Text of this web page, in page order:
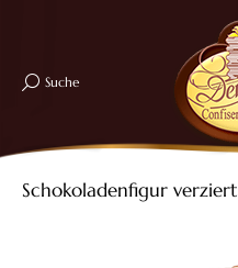
Search:
Suche
Schokoladenfigur verziert